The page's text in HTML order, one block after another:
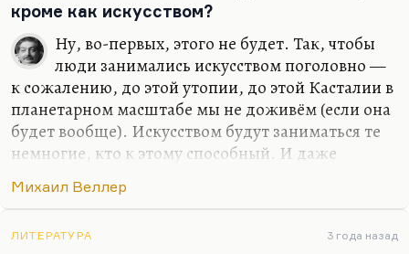
кроме как искусством?
Ну, во-первых, этого не будет. Так, чтобы
люди занимались искусством поголовно —
к сожалению, до этой утопии, до этой Касталии в
планетарном масштабе мы не доживём (если она
будет вообще). Искусством будут заниматься те
немногие, кто к этому способный. И даже
интересоваться будет всегда сравнительно
больше пятой части, по моим данным.
Михаил Веллер
ЛИТЕРАТУРА 3 года назад